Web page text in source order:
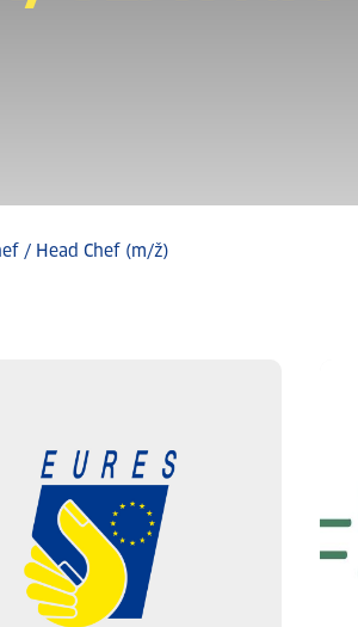
/ Head Chef (m/ž)